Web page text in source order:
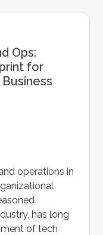
Ops:
for
operations in
has long
of tech